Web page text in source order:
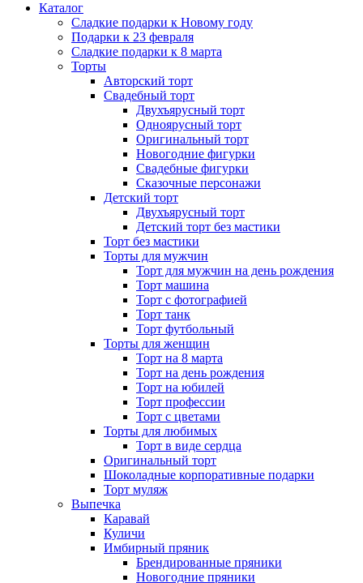
Каталог
Сладкие подарки к Новому году
Подарки к 23 февраля
Сладкие подарки к 8 марта
Торты
Авторский торт
Свадебный торт
Двухъярусный торт
Одноярусный торт
Оригинальный торт
Новогодние фигурки
Свадебные фигурки
Сказочные персонажи
Детский торт
Двухъярусный торт
Детский торт без мастики
Торт без мастики
Торты для мужчин
Торт для мужчин на день рождения
Торт машина
Торт с фотографией
Торт танк
Торт футбольный
Торты для женщин
Торт на 8 марта
Торт на день рождения
Торт на юбилей
Торт профессии
Торт с цветами
Торты для любимых
Торт в виде сердца
Оригинальный торт
Шоколадные корпоративные подарки
Торт муляж
Выпечка
Каравай
Куличи
Имбирный пряник
Брендированные пряники
Новогодние пряники